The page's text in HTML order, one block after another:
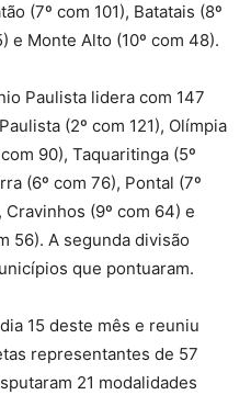
(7º com 101), Batatais (8º
e Monte Alto (10º com 48).
Paulista lidera com 147
(2º com 121), Olímpia
90), Taquaritinga (5º
(6º com 76), Pontal (7º
Cravinhos (9º com 64) e
56). A segunda divisão
que pontuaram.
15 deste mês e reuniu
representantes de 57
21 modalidades